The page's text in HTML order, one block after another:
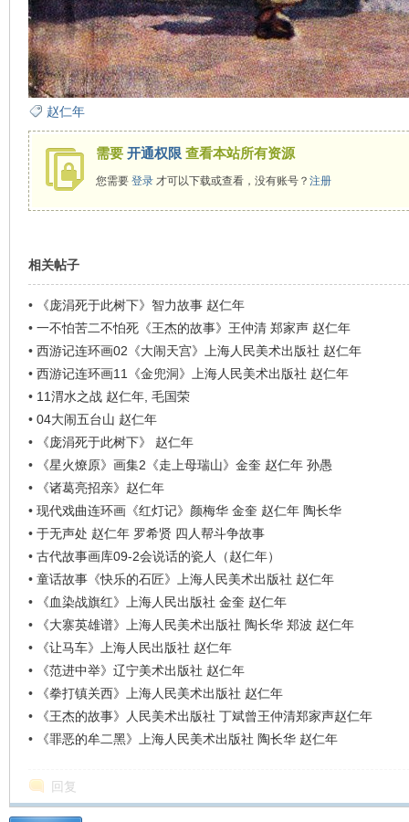
赵仁年
需要 开通权限 查看本站所有资源
您需要 登录才可以下载或查看，没有账号？ 注册
相关帖子
•
《庞涓死于此树下》智力故事 赵仁年
• 一不怕苦二不怕死《王杰的故事》王仲清 郑家声 赵仁年
• 西游记连环画02《大闹天宫》上海人民美术出版社 赵仁年
• 西游记连环画11《金兜洞》上海人民美术出版社 赵仁年
• 11渭水之战 赵仁年, 毛国荣
• 04大闹五台山 赵仁年
•
《庞涓死于此树下》 赵仁年
•
《星火燎原》画集2《走上母瑞山》金奎 赵仁年 孙愚
•
《诸葛亮招亲》赵仁年
• 现代戏曲连环画《红灯记》颜梅华 金奎 赵仁年 陶长华
• 于无声处 赵仁年 罗希贤 四人帮斗争故事
• 古代故事画库09-2会说话的瓷人（赵仁年）
• 童话故事《快乐的石匠》上海人民美术出版社 赵仁年
•
《血染战旗红》上海人民出版社 金奎 赵仁年
•
《大寨英雄谱》上海人民美术出版社 陶长华 郑波 赵仁年
•
《让马车》上海人民出版社 赵仁年
•
《范进中举》辽宁美术出版社 赵仁年
•
《拳打镇关西》上海人民美术出版社 赵仁年
•
《王杰的故事》人民美术出版社 丁斌曾王仲清郑家声赵仁年
•
《罪恶的牟二黑》上海人民美术出版社 陶长华 赵仁年
回复